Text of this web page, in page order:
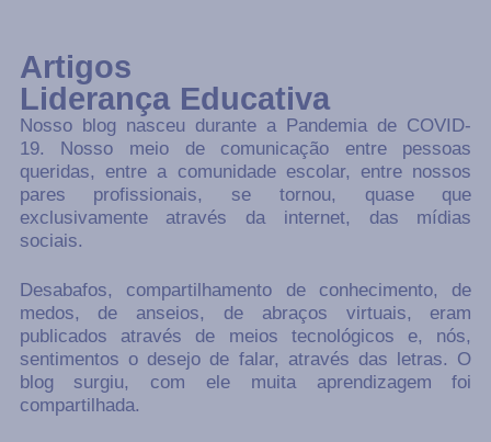
Artigos
Liderança Educativa
Nosso blog nasceu durante a Pandemia de COVID-
19. Nosso meio de comunicação entre pessoas
queridas, entre a comunidade escolar, entre nossos
pares profissionais, se tornou, quase que
exclusivamente através da internet, das mídias
sociais.
Desabafos, compartilhamento de conhecimento, de
medos, de anseios, de abraços virtuais, eram
publicados através de meios tecnológicos e, nós,
sentimentos o desejo de falar, através das letras. O
blog surgiu, com ele muita aprendizagem foi
compartilhada.